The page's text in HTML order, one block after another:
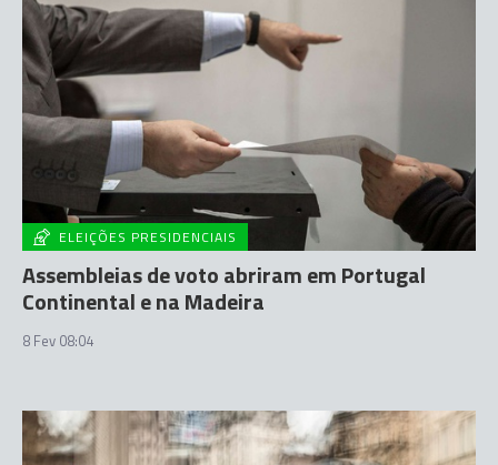
ELEIÇÕES PRESIDENCIAIS
Assembleias de voto abriram em Portugal
Continental e na Madeira
8 Fev 08:04